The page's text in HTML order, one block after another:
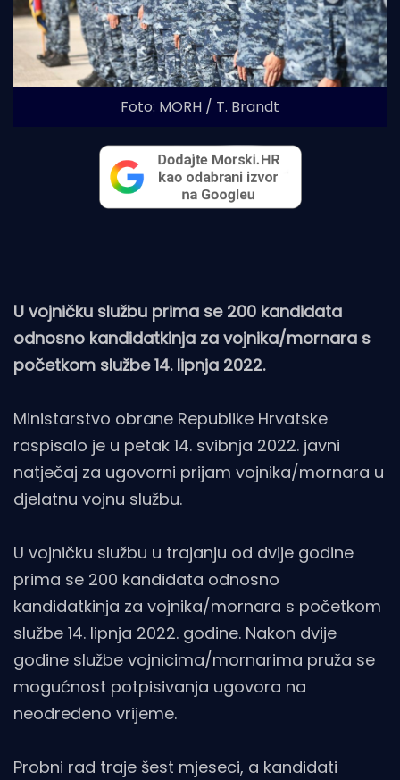
Foto: MORH / T. Brandt
U vojničku službu prima se 200 kandidata
odnosno kandidatkinja za vojnika/mornara s
početkom službe 14. lipnja 2022.
Ministarstvo obrane Republike Hrvatske
raspisalo je u petak 14. svibnja 2022. javni
natječaj za ugovorni prijam vojnika/mornara u
djelatnu vojnu službu.
U vojničku službu u trajanju od dvije godine
prima se 200 kandidata odnosno
kandidatkinja za vojnika/mornara s početkom
službe 14. lipnja 2022. godine. Nakon dvije
godine službe vojnicima/mornarima pruža se
mogućnost potpisivanja ugovora na
neodređeno vrijeme.
Probni rad traje šest mjeseci, a kandidati